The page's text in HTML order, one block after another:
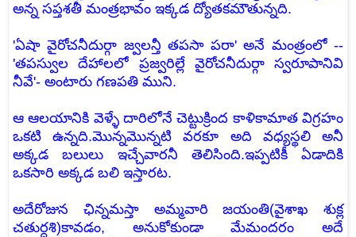
అన్న సప్తశతీ మంత్రభావం ఇక్కడ ద్యోతకమౌతున్నది.
'ఏషా వైరోచనీదుర్గా జ్వలన్తీ తపసా పరా' అనే మంత్రంలో --
'తపస్వుల దేహాలలో ప్రజ్వరిల్లే వైరోచనీదుర్గా స్వరూపానివి
నీవే'- అంటారు గణపతి ముని.
ఆ ఆలయానికి వెళ్ళే దారిలోనే చెట్టుక్రింద కాళికామాత విగ్రహం
ఒకటి ఉన్నది.మొన్నమొన్నటి వరకూ అది వధ్యస్థలి అనీ
అక్కడ బలులు ఇచ్చేవారనీ తెలిసింది.ఇప్పటికీ ఏడాదికి
ఒకసారి అక్కడ బలి ఇస్తారట.
అదేరోజున ఛిన్నమస్తా అమ్మవారి జయంతి(వైశాఖ శుక్ల
చతుర్దశి)కావడం, అనుకోకుండామేమందరం అదే